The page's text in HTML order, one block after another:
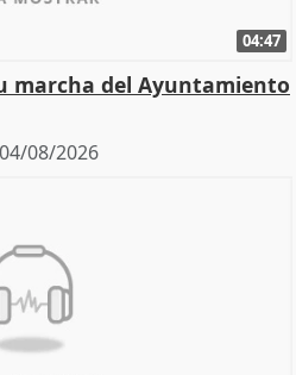
04:47
marcha del Ayuntamiento
04/08/2026